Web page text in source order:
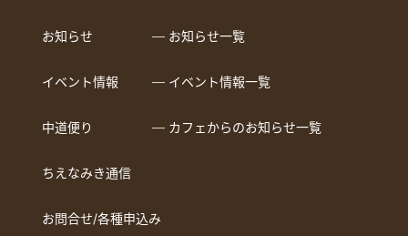
お知らせ ― お知らせ一覧
イベント情報 ― イベント情報一覧
中道便り ― カフェからのお知らせ一覧
ちえなみき通信
お問合せ/各種申込み